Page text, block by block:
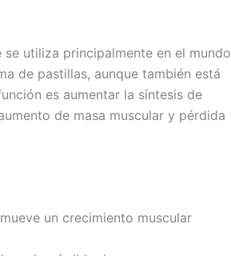
utiliza principalmente en el mundo
de pastillas, aunque también está
es aumentar la síntesis de
de masa muscular y pérdida
un crecimiento muscular